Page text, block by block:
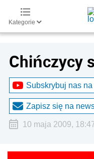
Kategorie
Chińczycy
Subskrybuj nas
Zapisz się na
10 maja 2009,